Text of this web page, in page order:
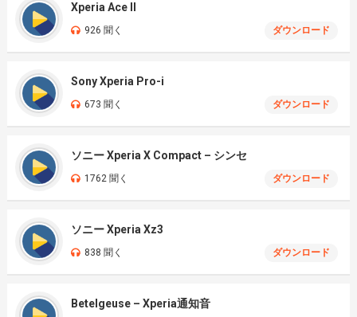
Xperia Ace II
926 聞く ダウンロード
Sony Xperia Pro-i
673 聞く ダウンロード
ソニー Xperia X Compact – シンセ
1762 聞く ダウンロード
ソニー Xperia Xz3
838 聞く ダウンロード
Betelgeuse – Xperia通知音